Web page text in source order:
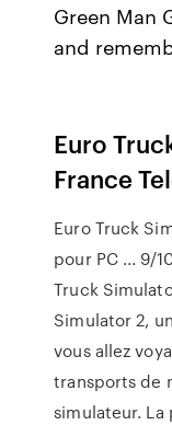
Green Man
and
Euro
France
Euro Truck
pour PC ... 9/
Truck
Simulator 2,
vous allez
transports de
simulateur.